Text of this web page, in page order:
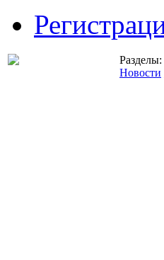
Разделы:
Новости